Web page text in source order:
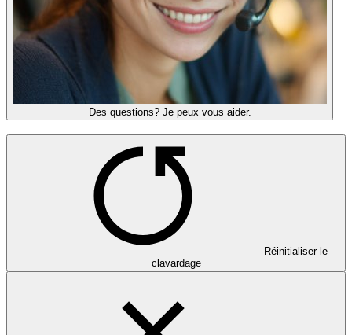
Des questions? Je peux vous aider.
Réinitialiser le
clavardage